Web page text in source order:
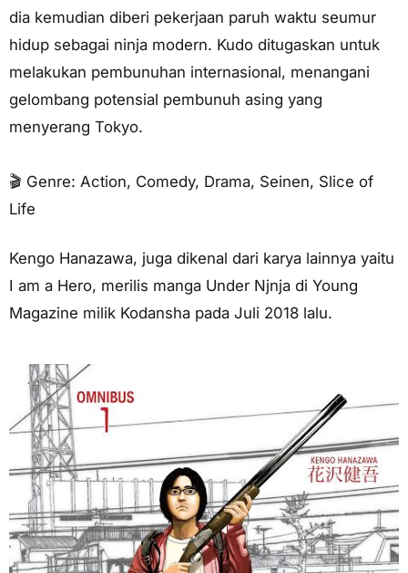
dia kemudian diberi pekerjaan paruh waktu seumur
hidup sebagai ninja modern. Kudo ditugaskan untuk
melakukan pembunuhan internasional, menangani
gelombang potensial pembunuh asing yang
menyerang Tokyo.
🎬 Genre: Action, Comedy, Drama, Seinen, Slice of
Life
Kengo Hanazawa, juga dikenal dari karya lainnya yaitu
I am a Hero, merilis manga Under Njnja di Young
Magazine milik Kodansha pada Juli 2018 lalu.